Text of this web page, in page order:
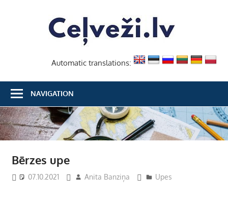
Automatic translations:
NAVIGATION
Bērzes upe
07.10.2021 Anita Banziņa Upes